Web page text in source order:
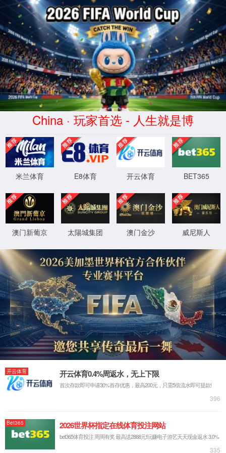
星际网站1277登录(股份有限公司)-
Official website
WTS-WAF拦截详情
出现该页面的原因:
1.你的请求是黑客攻击
2.你的请求合法但触发了安全规则,请提交问题反馈